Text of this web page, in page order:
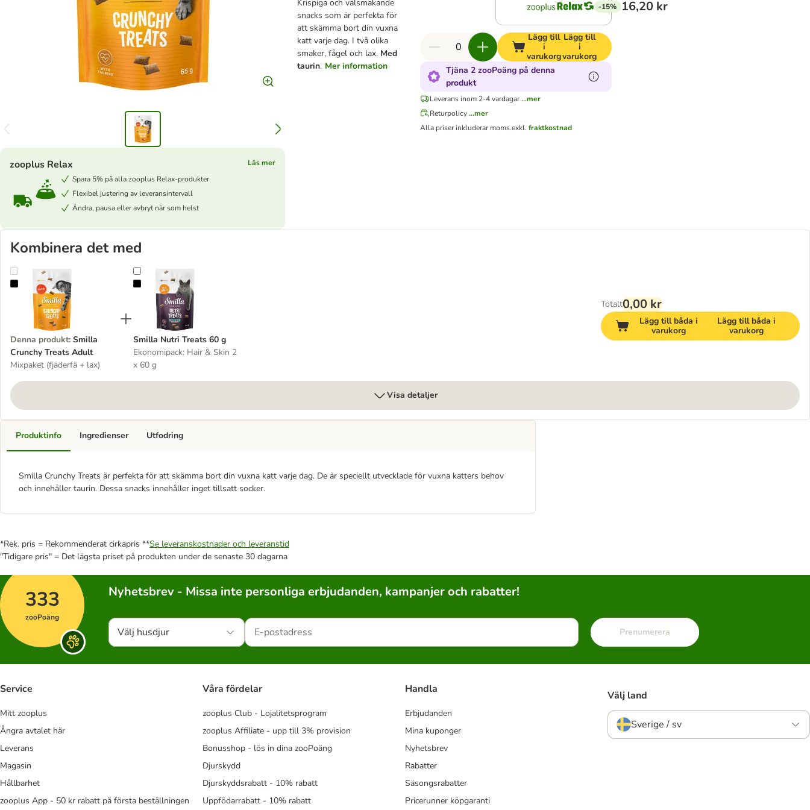
Krispiga och välsmakande
snacks som är perfekta för
att skämma bort din vuxna
katt varje dag. I två olika
smaker, fågel och lax. Med
taurin. Mer information
zooplus Relax
Läs mer
Spara 5% på alla zooplus Relax-produkter
Flexibel justering av leveransintervall
Ändra, pausa eller avbryt när som helst
-15% 16,20 kr
Lägg till
i
varukorg
Lägg till
i
varukorg
Tjäna 2 zooPoäng på denna
produkt
Leverans inom 2-4 vardagar...mer
Returpolicy...mer
Alla priser inkluderar moms.exkl.fraktkostnad
Kombinera det med
Smilla Crunchy Treats Adult
Denna produkt: Smilla
Crunchy Treats Adult
Mixpaket (fjäderfä + lax)
Smilla Nutri Treats 60 g
Smilla Nutri Treats 60 g
Ekonomipack: Hair & Skin 2
x 60 g
Totalt0,00 kr
Lägg till båda i
varukorg
Lägg till båda i
varukorg
Visa detaljer
Produktinfo
Smilla Crunchy Treats är perfekta för att skämma bort din vuxna katt varje dag. De är speciellt utvecklade för vuxna katters behov
och innehåller taurin. Dessa snacks innehåller inget tillsatt socker.
Ingredienser Utfodring
*Rek. pris = Rekommenderat cirkapris **Se leveranskostnader och leveranstid
"Tidigare pris" = Det lägsta priset på produkten under de senaste 30 dagarna
333
zooPoäng
Nyhetsbrev - Missa inte personliga erbjudanden, kampanjer och rabatter!
Välj husdjur Prenumerera
Service
Mitt zooplus
Ångra avtalet här
Leverans
Magasin
Hållbarhet
zooplus App - 50 kr rabatt på första beställningen
Våra fördelar
zooplus Club - Lojalitetsprogram
zooplus Affiliate - upp till 3% provision
Bonusshop - lös in dina zooPoäng
Djurskydd
Djurskyddsrabatt - 10% rabatt
Uppfödarrabatt - 10% rabatt
Handla
Erbjudanden
Mina kuponger
Nyhetsbrev
Rabatter
Säsongsrabatter
Pricerunner köpgaranti
Välj land
Sverige / sv